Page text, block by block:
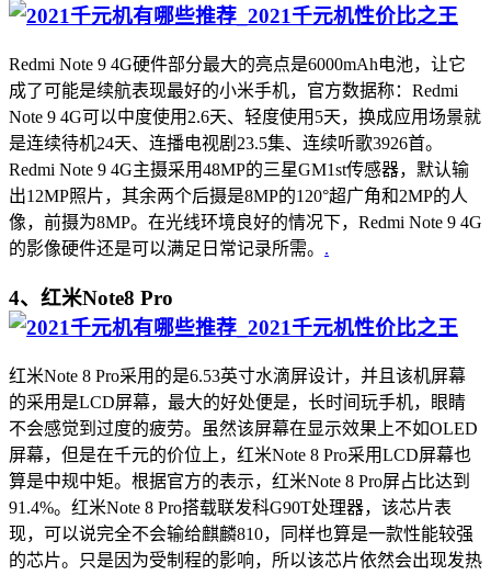
Redmi Note 9 4G硬件部分最大的亮点是6000mAh电池，让它
成了可能是续航表现最好的小米手机，官方数据称：Redmi
Note 9 4G可以中度使用2.6天、轻度使用5天，换成应用场景就
是连续待机24天、连播电视剧23.5集、连续听歌3926首。
Redmi Note 9 4G主摄采用48MP的三星GM1st传感器，默认输
出12MP照片，其余两个后摄是8MP的120°超广角和2MP的人
像，前摄为8MP。在光线环境良好的情况下，Redmi Note 9 4G
的影像硬件还是可以满足日常记录所需。 .
4、红米Note8 Pro
红米Note 8 Pro采用的是6.53英寸水滴屏设计，并且该机屏幕
的采用是LCD屏幕，最大的好处便是，长时间玩手机，眼睛
不会感觉到过度的疲劳。虽然该屏幕在显示效果上不如OLED
屏幕，但是在千元的价位上，红米Note 8 Pro采用LCD屏幕也
算是中规中矩。根据官方的表示，红米Note 8 Pro屏占比达到
91.4%。红米Note 8 Pro搭载联发科G90T处理器，该芯片表
现，可以说完全不会输给麒麟810，同样也算是一款性能较强
的芯片。只是因为受制程的影响，所以该芯片依然会出现发热